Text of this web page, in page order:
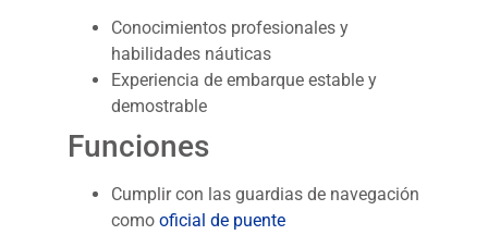
Conocimientos profesionales y
habilidades náuticas
Experiencia de embarque estable y
demostrable
Funciones
Cumplir con las guardias de navegación
comooficial de puente